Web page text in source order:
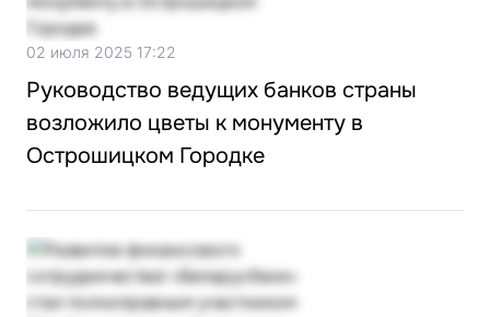
02 июля 2025 17:22
Руководство ведущих банков страны
возложило цветы к монументу в
Острошицком Городке